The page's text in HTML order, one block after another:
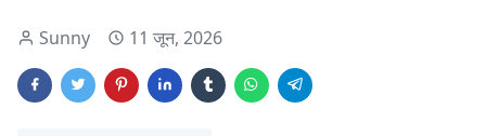
Sunny 11 जून, 2026